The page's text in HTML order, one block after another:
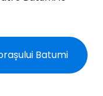
Batumi